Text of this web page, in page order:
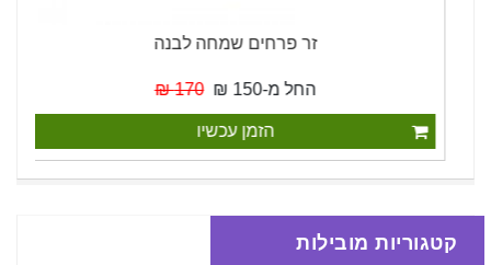
זר פרחים שמחה לבנה
החל מ-150 ₪ 170 ₪
הזמן עכשיו
קטגוריות מובילות